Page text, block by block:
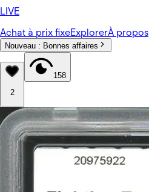
LIVE
Achat à prix fixeExplorerÀ propos
Nouveau : Bonnes affaires
2
158